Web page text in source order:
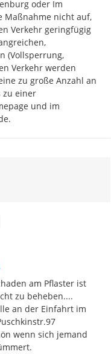
oder Im
Maßnahme nicht auf,
Verkehr geringfügig
(Vollsperrung,
Verkehr werden
zu große Anzahl an
zu einer
und im
am Pflaster ist
zu beheben....
an der Einfahrt im
wenn sich jemand